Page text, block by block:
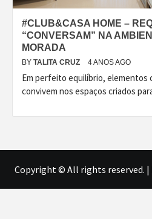
#CLUB&CASA HOME –
“CONVERSAM” NA
MORADA
BY TALITA CRUZ 4 ANOS AGO
Em perfeito equilíbrio, elementos
convivem nos espaços criados
Copyright © All rights reserved. |